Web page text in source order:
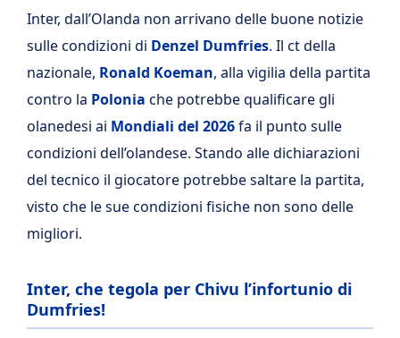
Inter, dall’Olanda non arrivano delle buone notizie
sulle condizioni di Denzel Dumfries. Il ct della
nazionale, Ronald Koeman, alla vigilia della partita
contro la Polonia che potrebbe qualificare gli
olanedesi ai Mondiali del 2026fa il punto sulle
condizioni dell’olandese. Stando alle dichiarazioni
del tecnico il giocatore potrebbe saltare la partita,
visto che le sue condizioni fisiche non sono delle
migliori.
Inter, che tegola per Chivu l’infortunio di
Dumfries!